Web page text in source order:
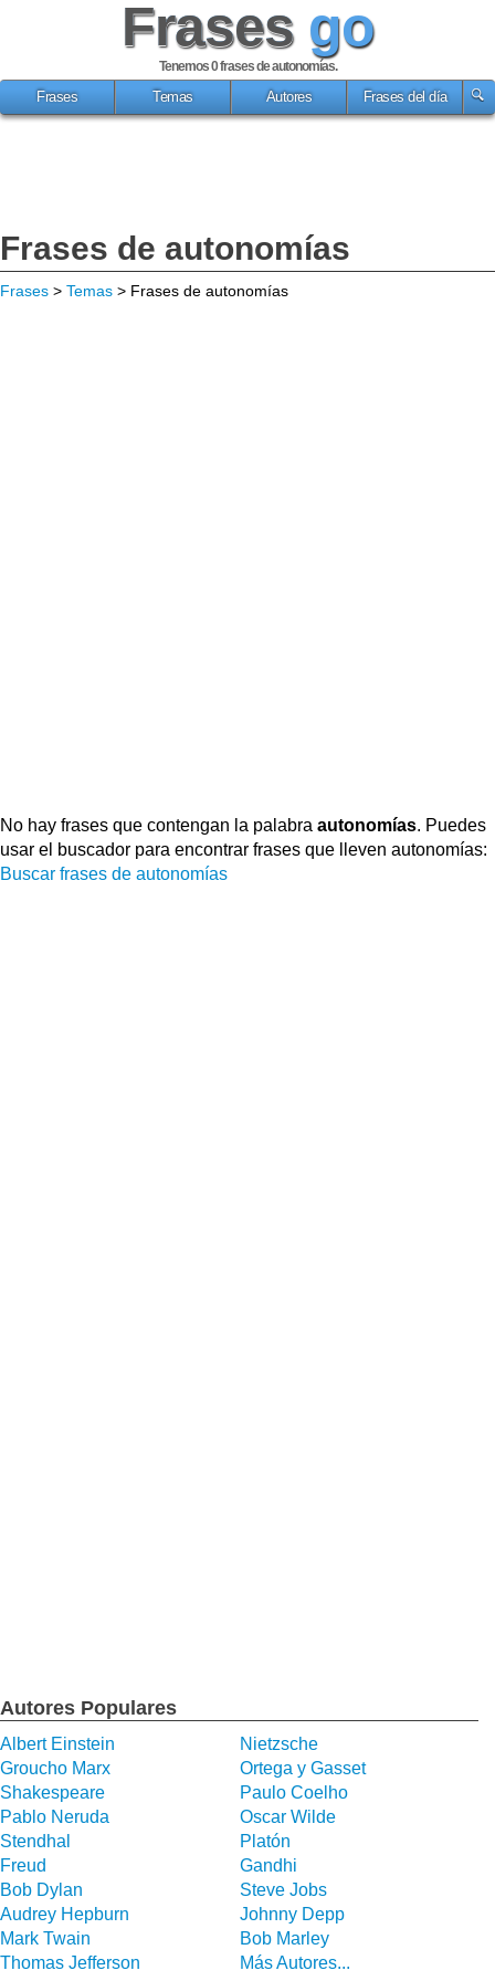
Frases go
Tenemos 0frases de autonomías.
Frases
Temas Autores Frases del día
Frases de autonomías
Frases > Temas > Frases de autonomías
No hay frases que contengan la palabra autonomías. Puedes
usar el buscador para encontrar frases que lleven autonomías:
Buscar frases de autonomías
Autores Populares
Albert Einstein
Nietzsche
Groucho Marx
Ortega y Gasset
Shakespeare
Paulo Coelho
Pablo Neruda
Oscar Wilde
Stendhal
Platón
Freud
Gandhi
Bob Dylan
Steve Jobs
Audrey Hepburn
Johnny Depp
Mark Twain
Bob Marley
Thomas Jefferson
Más Autores...